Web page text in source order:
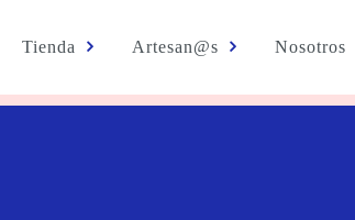
Tienda Artesan@s Nosotros